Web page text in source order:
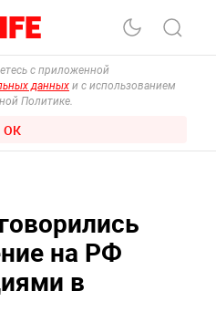
с приложенной
данных и с использованием
Политике.
ОК
на РФ
в